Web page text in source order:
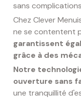
sans
Chez Clever
ne se contentent
garantissent
grâce à des
Notre
ouverture sans
une tranquillité